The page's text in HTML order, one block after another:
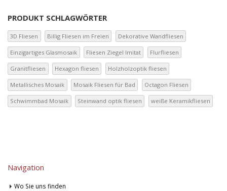
PRODUKT SCHLAGWÖRTER
3D Fliesen Billig Fliesen im Freien Dekorative Wandfliesen
Einzigartiges Glasmosaik Fliesen Ziegel Imitat Flurfliesen
Granitfliesen Hexagon fliesen Holzholzoptik fliesen
Metallisches Mosaik Mosaik Fliesen für Bad Octagon Fliesen
Schwimmbad Mosaik Steinwand optik fliesen weiße Keramikfliesen
Navigation
Wo Sie uns finden